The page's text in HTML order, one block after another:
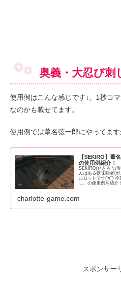
奥義・大忍び刺
使用例はこんな感じです↓。1秒コ
なのかも載せてます。
使用例では葦名弦一郎にやってます
【SEKIRO】葦
の使用例紹介！
SEKIRO(せきろう/
んはある意味強者(
ルロットです('∀`) 今
し」の使用例を紹介
charlotte-game.com
スポンサー